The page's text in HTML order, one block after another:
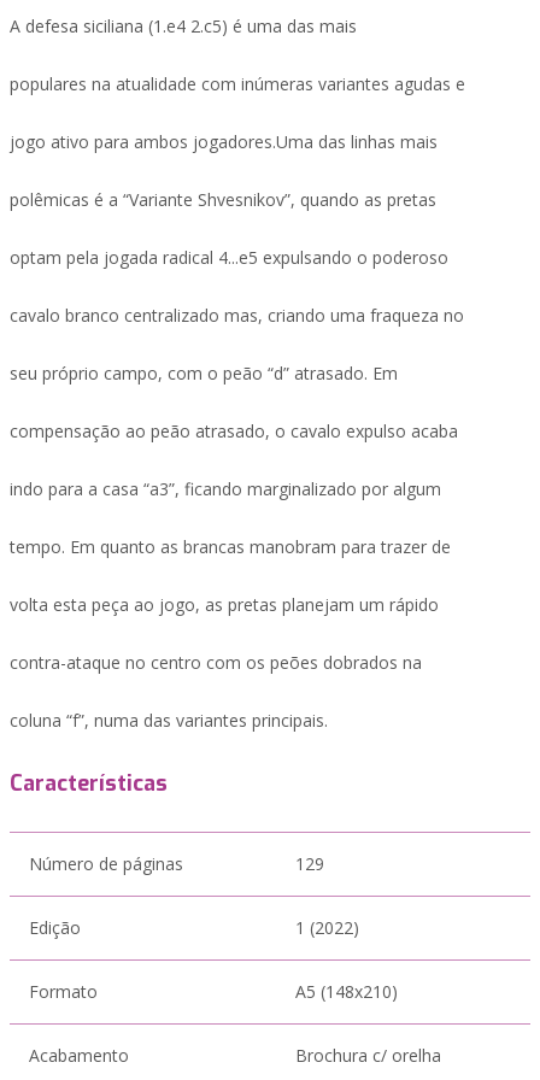
A defesa siciliana (1.e4 2.c5) é uma das mais
populares na atualidade com inúmeras variantes agudas e
jogo ativo para ambos jogadores.Uma das linhas mais
polêmicas é a “Variante Shvesnikov”, quando as pretas
optam pela jogada radical 4...e5 expulsando o poderoso
cavalo branco centralizado mas, criando uma fraqueza no
seu próprio campo, com o peão “d” atrasado. Em
compensação ao peão atrasado, o cavalo expulso acaba
indo para a casa “a3”, ficando marginalizado por algum
tempo. Em quanto as brancas manobram para trazer de
volta esta peça ao jogo, as pretas planejam um rápido
contra-ataque no centro com os peões dobrados na
coluna “f”, numa das variantes principais.
Características
Número de páginas 129
Edição 1 (2022)
Formato A5 (148x210)
Acabamento Brochura c/ orelha